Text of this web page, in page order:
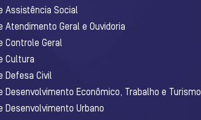
Assistência Social
Atendimento Geral e Ouvidoria
Controle Geral
Cultura
Defesa Civil
Desenvolvimento Econômico, Trabalho e Turismo
Desenvolvimento Urbano